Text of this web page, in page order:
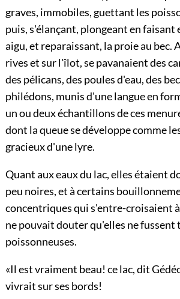
graves, immobiles, guettant les
puis, s'élançant, plongeant en faisant
aigu, et reparaissant, la proie au bec.
rives et sur l'îlot, se pavanaient des
des pélicans, des poules d'eau, des
philédons, munis d'une langue en
un ou deux échantillons de ces
dont la queue se développe comme
gracieux d'une lyre.
Quant aux eaux du lac, elles étaient
peu noires, et à certains
concentriques qui s'entre-croisaient
ne pouvait douter qu'elles ne fussent
poissonneuses.
«Il est vraiment beau! ce lac, dit
vivrait sur ses bords!